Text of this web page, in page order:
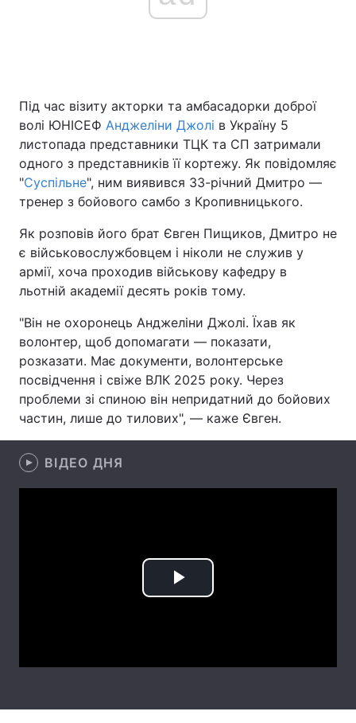
Україна Політика
Спорт Наука
Техно і зв'язок Лайт
Зброя Інциденти
Здоров'я Туризм
Цікавинки Погода
Екологія Регіони
Лонгріди
Відео з Youtube
Інтерв'ю Думки
Під час візиту акторки та амбасадорки доброї
волі ЮНІСЕФ Анджеліни Джолі в Україну 5
листопада представники ТЦК та СП затримали
одного з представників її кортежу. Як повідомляє
"Суспільне", ним виявився 33-річний Дмитро —
тренер з бойового самбо з Кропивницького.
Як розповів його брат Євген Пищиков, Дмитро не
є військовослужбовцем і ніколи не служив у
армії, хоча проходив військову кафедру в
льотній академії десять років тому.
"Він не охоронець Анджеліни Джолі. Їхав як
волонтер, щоб допомагати — показати,
розказати. Має документи, волонтерське
посвідчення і свіже ВЛК 2025 року. Через
проблеми зі спиною він непридатний до бойових
частин, лише до тилових", — каже Євген.
ВІДЕО ДНЯ
Play